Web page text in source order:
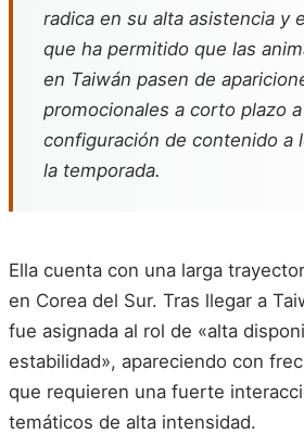
radica en su alta asistencia y
que ha permitido que las
en Taiwán pasen de
promocionales a corto plazo
configuración de contenido a
la temporada.
Ella cuenta con una larga
en Corea del Sur. Tras llegar a
fue asignada al rol de «alta
estabilidad», apareciendo con
que requieren una fuerte
temáticos de alta intensidad.